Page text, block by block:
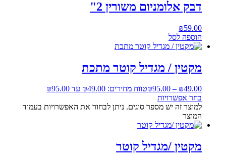
דבק אלומניום משורין 2"
₪59.00
הוספה לסל
מקטין / מגדיל קוטר מתכת
₪49.00
–
₪95.00
טווח מחירים: ⁦₪49.00⁩ עד ⁦₪95.00⁩
בחר אפשרויות
למוצר זה יש מספר סוגים. ניתן לבחור את האפשרויות בעמוד
המוצר
מקטין /מגדיל קוטר